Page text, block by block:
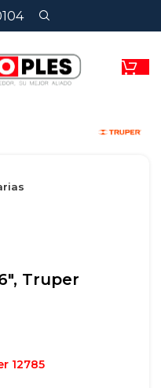
Truper
12785